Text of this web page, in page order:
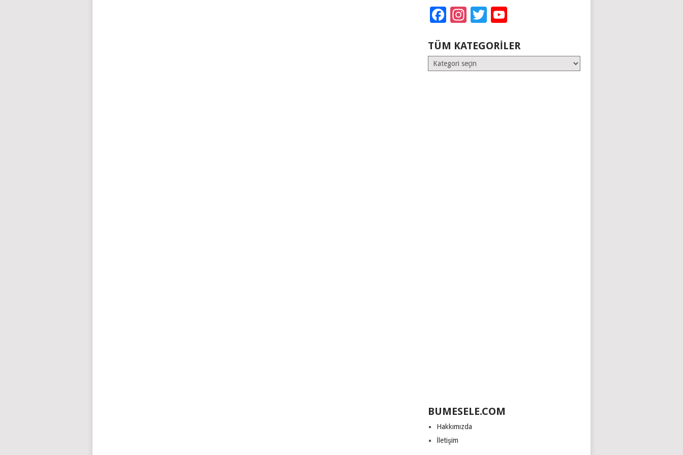
Facebook
Instagram
Twitter
TÜM KATEGORILER
Tüm
Kategoriler
BUMESELE.COM
Hakkımızda
İletişim